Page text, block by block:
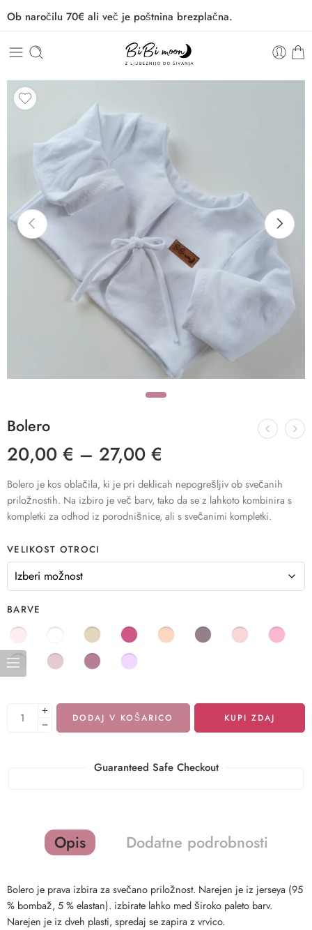
Ob naročilu 70€ ali več je poštnina brezplačna.
Bolero
20,00 € – 27,00 €
Bolero je kos oblačila, ki je pri deklicah nepogrešljiv ob svečanih
priložnostih. Na izbiro je več barv, tako da se z lahkoto kombinira s
kompletki za odhod iz porodnišnice, ali s svečanimi kompletki.
VELIKOST OTROCI
BARVE
DODAJ V KOŠARICO KUPI ZDAJ
Guaranteed Safe Checkout
Opis Dodatne podrobnosti
Bolero je prava izbira za svečano priložnost. Narejen je iz jerseya (95
% bombaž, 5 % elastan). izbirate lahko med široko paleto barv.
Narejen je iz dveh plasti, spredaj se zapira z vrvico.